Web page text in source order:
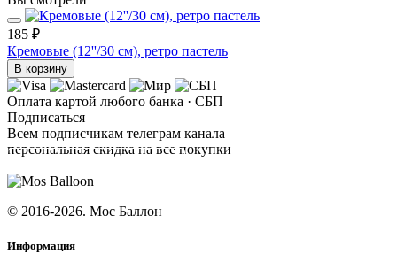
185 ₽
Кремовые (12''/30 см), ретро пастель
В корзину
Оплата картой любого банка · СБП
Подписаться
Всем подписчикам телеграм канала
персональная скидка на все покупки
© 2016-2026. Мос Баллон
Информация